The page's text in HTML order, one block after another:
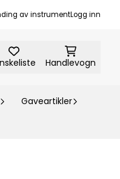
av instrumentLogg inn
Handlevogn
Gaveartikler